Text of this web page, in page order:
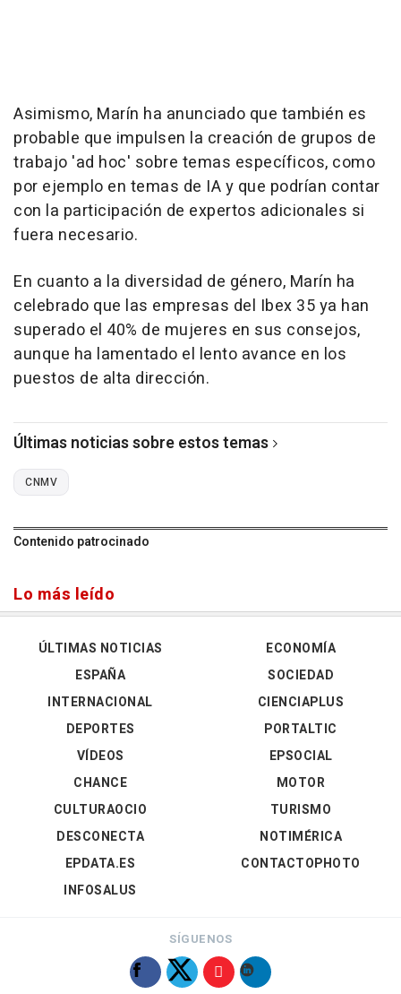
Asimismo, Marín ha anunciado que también es
probable que impulsen la creación de grupos de
trabajo 'ad hoc' sobre temas específicos, como
por ejemplo en temas de IA y que podrían contar
con la participación de expertos adicionales si
fuera necesario.
En cuanto a la diversidad de género, Marín ha
celebrado que las empresas del Ibex 35 ya han
superado el 40% de mujeres en sus consejos,
aunque ha lamentado el lento avance en los
puestos de alta dirección.
Últimas noticias sobre estos temas
CNMV
Contenido patrocinado
Lo más leído
ÚLTIMAS NOTICIAS
ESPAÑA
INTERNACIONAL
DEPORTES
VÍDEOS
ECONOMÍA
SOCIEDAD
CIENCIAPLUS
PORTALTIC
EPSOCIAL
CHANCE
CULTURAOCIO
DESCONECTA
EPDATA.ES
INFOSALUS
MOTOR
TURISMO
NOTIMÉRICA
CONTACTOPHOTO
SÍGUENOS